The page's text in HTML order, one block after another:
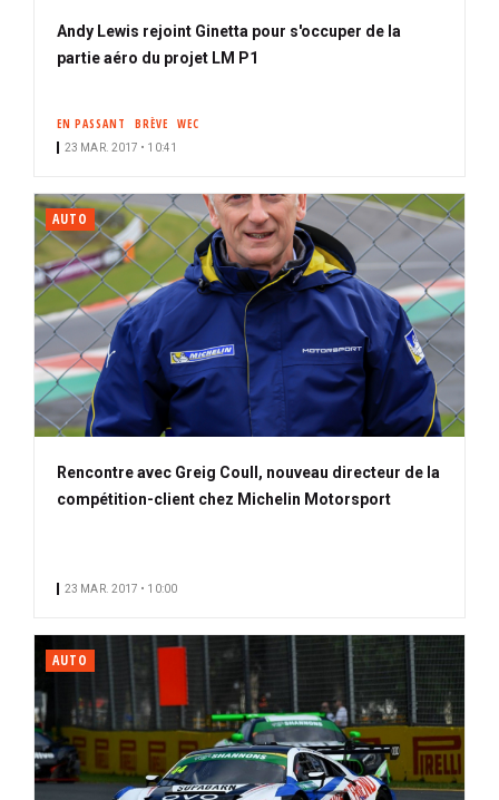
Andy Lewis rejoint Ginetta pour s'occuper de la
partie aéro du projet LM P1
EN PASSANT BRÈVE WEC
23 MAR. 2017 • 10:41
AUTO
Rencontre avec Greig Coull, nouveau directeur de la
compétition-client chez Michelin Motorsport
23 MAR. 2017 • 10:00
AUTO